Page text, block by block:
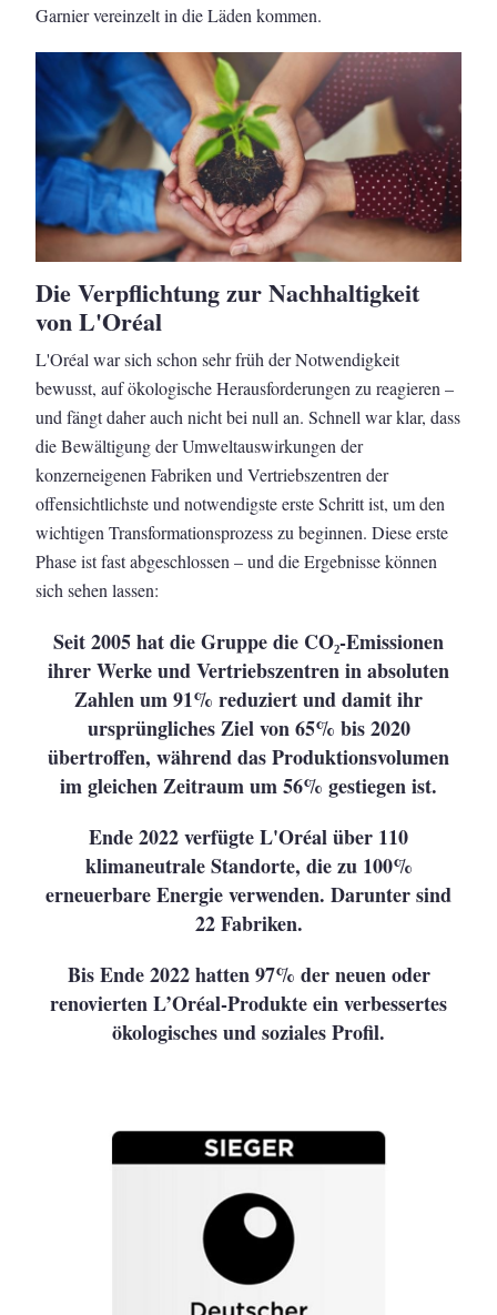
Garnier vereinzelt in die Läden kommen.
Die Verpflichtung zur Nachhaltigkeit
von L'Oréal
L'Oréal war sich schon sehr früh der Notwendigkeit
bewusst, auf ökologische Herausforderungen zu reagieren –
und fängt daher auch nicht bei null an. Schnell war klar, dass
die Bewältigung der Umweltauswirkungen der
konzerneigenen Fabriken und Vertriebszentren der
offensichtlichste und notwendigste erste Schritt ist, um den
wichtigen Transformationsprozess zu beginnen. Diese erste
Phase ist fast abgeschlossen – und die Ergebnisse können
sich sehen lassen:
Seit 2005 hat die Gruppe die CO₂-Emissionen
ihrer Werke und Vertriebszentren in absoluten
Zahlen um 91% reduziert und damit ihr
ursprüngliches Ziel von 65% bis 2020
übertroffen, während das Produktionsvolumen
im gleichen Zeitraum um 56% gestiegen ist.
Ende 2022 verfügte L'Oréal über 110
klimaneutrale Standorte, die zu 100%
erneuerbare Energie verwenden. Darunter sind
22 Fabriken.
Bis Ende 2022 hatten 97% der neuen oder
renovierten L’Oréal-Produkte ein verbessertes
ökologisches und soziales Profil.